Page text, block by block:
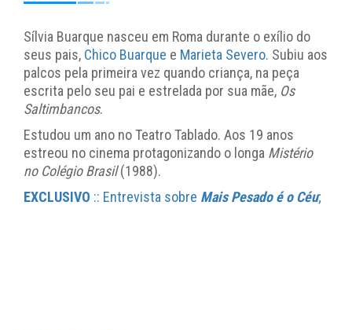
Sílvia Buarque nasceu em Roma durante o exílio do
seus pais, Chico Buarque e Marieta Severo. Subiu aos
palcos pela primeira vez quando criança, na peça
escrita pelo seu pai e estrelada por sua mãe, Os
Saltimbancos.
Estudou um ano no Teatro Tablado. Aos 19 anos
estreou no cinema protagonizando o longa Mistério
no Colégio Brasil(1988).
EXCLUSIVO :: Entrevista sobre Mais Pesado é o Céu;